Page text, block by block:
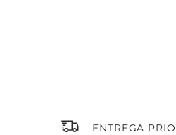
ENTREGA